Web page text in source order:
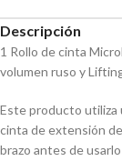
Descripción
1 Rollo de cinta
volumen ruso y
Este producto utiliza
cinta de extensión
brazo antes de